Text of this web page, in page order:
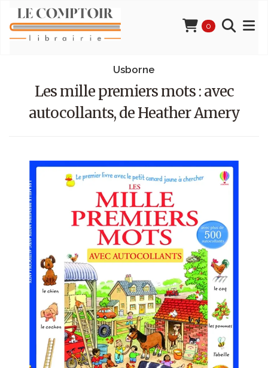
0
Usborne
Les mille premiers mots : avec
autocollants, de Heather Amery